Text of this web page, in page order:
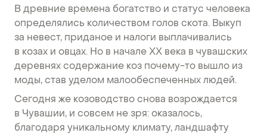
В древние времена богатство и статус человека
определялись количеством голов скота. Выкуп
за невест, приданое и налоги выплачивались
в козах и овцах. Но в начале XX века в чувашских
деревнях содержание коз почему-то вышло из
моды, став уделом малообеспеченных людей.
Сегодня же козоводство снова возрождается
в Чувашии, и совсем не зря: оказалось,
благодаря уникальному климату, ландшафту